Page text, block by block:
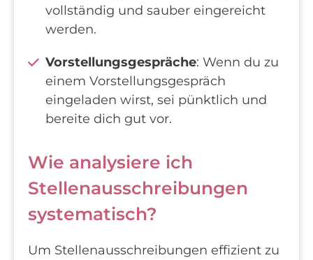
vollständig und sauber eingereicht
werden.
Vorstellungsgespräche: Wenn du zu
einem Vorstellungsgespräch
eingeladen wirst, sei pünktlich und
bereite dich gut vor.
Wie analysiere ich
Stellenausschreibungen
systematisch?
Um Stellenausschreibungen effizient zu